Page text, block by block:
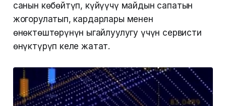
санын көбөйтүп, күйүүчү майдын сапатын
жогорулатып, кардарлары менен
өнөктөштөрүнүн ыңгайлуулугу үчүн сервисти
өнүктүрүп келе жатат.